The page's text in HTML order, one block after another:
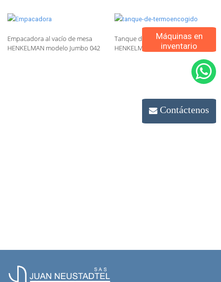
Contáctenos
Máquinas en
inventario
Empacadora al vacío de mesa
HENKELMAN modelo Jumbo 042
Tanque de termoencogido
HENKELMAN modelo Diptank 100